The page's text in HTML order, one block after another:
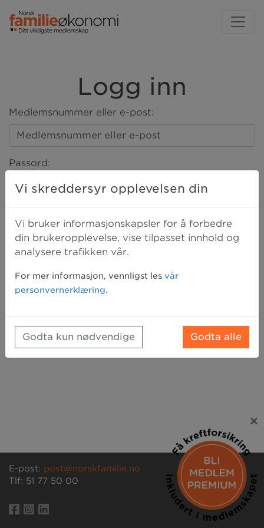
Logg inn
Medlemsnummer eller e-post:
Passord:
LOGG INN
E-post: post@norskfamilie.no
Tlf: 51 77 50 00
×
Vi skreddersyr opplevelsen din
Vi bruker informasjonskapsler for å forbedre
din brukeropplevelse, vise tilpasset innhold og
analysere trafikken vår.
For mer informasjon, vennligst les vår
personvernerklæring.
Godta kun nødvendige Godta alle